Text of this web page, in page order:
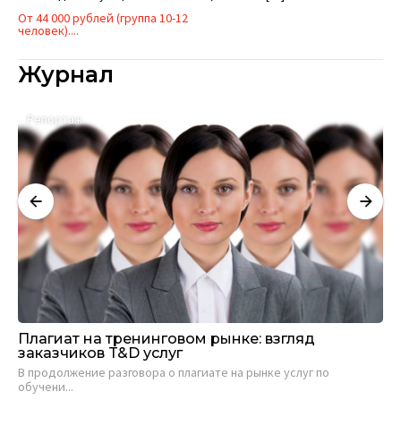
От 44 000 рублей (группа 10-12
человек)....
Журнал
Репортаж
Плагиат на тренинговом рынке: взгляд
заказчиков T&D услуг
В продолжение разговора о плагиате на рынке услуг по
обучени...